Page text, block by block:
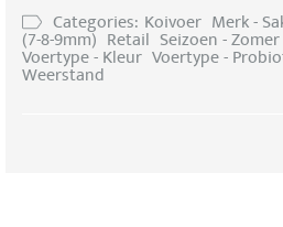
Categories: Koivoer Merk -
(7-8-9mm) Retail Seizoen - Zomer
Voertype - Kleur Voertype -
Weerstand